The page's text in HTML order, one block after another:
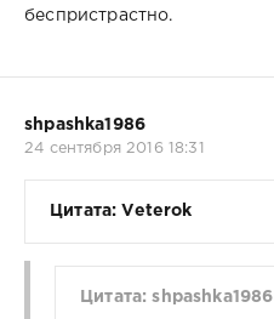
беспристрастно.
shpashka1986
24 сентября 2016 18:31
Цитата: Veterok
Цитата: shpashka1986